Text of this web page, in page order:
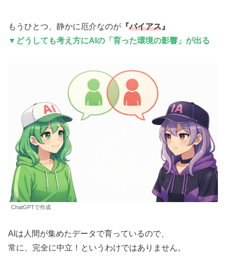
もうひとつ、静かに厄介なのが 『バイアス 』
▼ どうしても考え方にAIの「 育った環境の影響 」が出る
ChatGPTで作成
AIは人間が集めたデータで育っているので、
常に、完全に中立！というわけではありません。